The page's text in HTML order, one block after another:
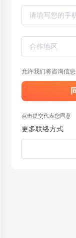
允许我们将咨询信
点击提交代表您同意
更多联络方式